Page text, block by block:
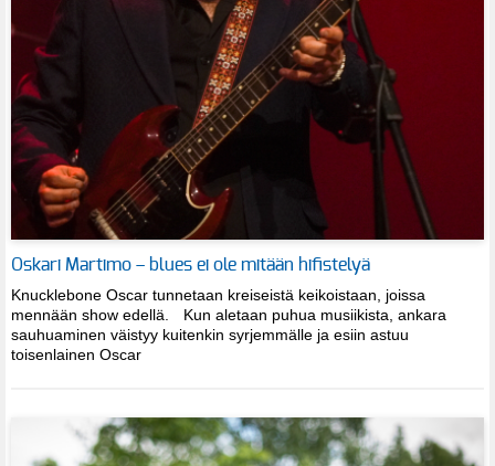
Oskari Martimo – blues ei ole mitään hifistelyä
Knucklebone Oscar tunnetaan kreiseistä keikoistaan, joissa
mennään show edellä. Kun aletaan puhua musiikista, ankara
sauhuaminen väistyy kuitenkin syrjemmälle ja esiin astuu
toisenlainen Oscar